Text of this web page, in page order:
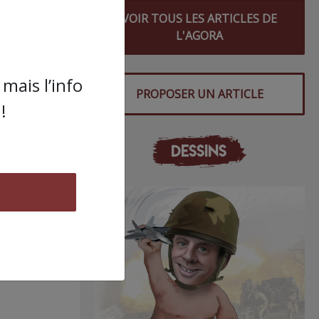
VOIR TOUS LES ARTICLES DE
L'AGORA
PROPOSER UN ARTICLE
DESSINS
l’info